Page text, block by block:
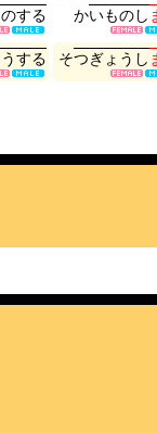
のする かいものし
うする そつぎ ょ う し